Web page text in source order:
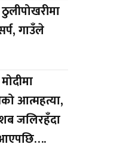
गाउँले
आत्महत्या,
जलिरहँदा